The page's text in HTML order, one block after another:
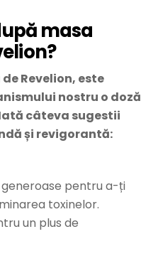
masa
Revelion, este
nostru o doză
câteva sugestii
și revigorantă:
pentru a-ți
toxinelor.
un plus de